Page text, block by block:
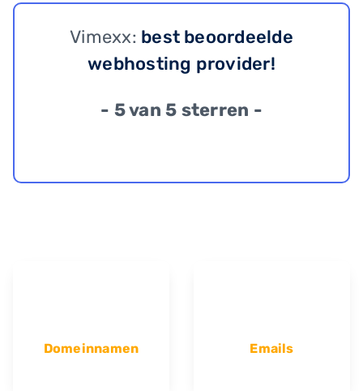
Vimexx: best beoordeelde
webhosting provider!
- 5 van 5 sterren -
Domeinnamen Emails